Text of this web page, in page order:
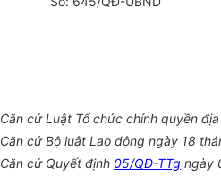
Căn cứ Luật Tổ chức chính quyền
Căn cứ Bộ luật Lao động ngày 18
Căn cứ Quyết định 05/QĐ-TTg ngày